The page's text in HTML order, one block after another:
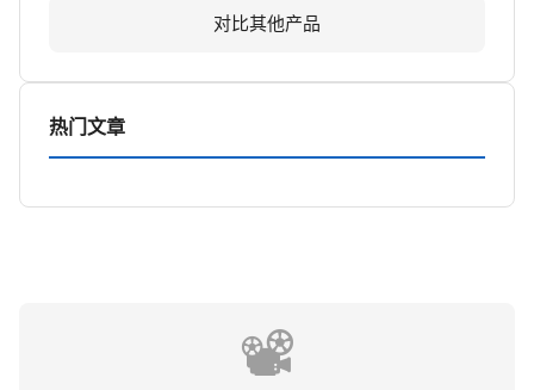
📽️
对比其他产品
热门文章